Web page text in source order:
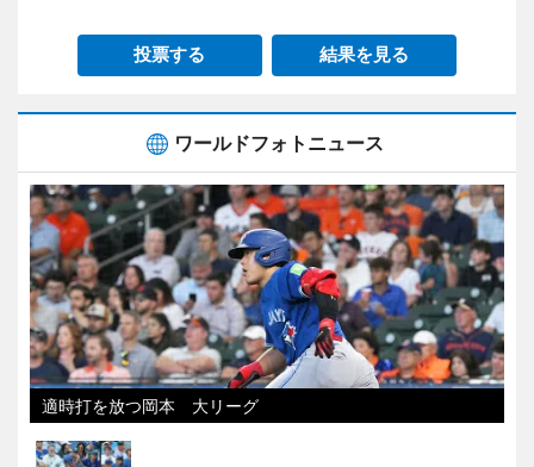
投票する 結果を見る
ワールドフォトニュース
適時打を放つ岡本 大リーグ